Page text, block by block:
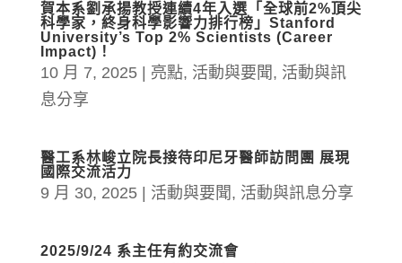
賀本系劉承揚教授連續4年入選「全球前2%頂尖
科學家，終身科學影響力排行榜」Stanford
University’s Top 2% Scientists (Career
Impact)！
10 月 7, 2025| 亮點, 活動與要聞, 活動與訊
息分享
醫工系林峻立院長接待印尼牙醫師訪問團 展現
國際交流活力
9 月 30, 2025| 活動與要聞, 活動與訊息分享
2025/9/24 系主任有約交流會